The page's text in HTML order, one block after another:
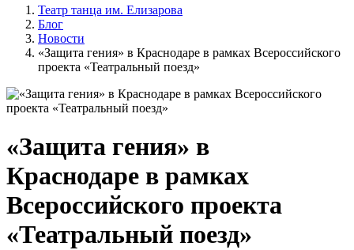
Театр танца им. Елизарова
Блог
Новости
«Защита гения» в Краснодаре в рамках Всероссийского
проекта «Театральный поезд»
«Защита гения» в
Краснодаре в рамках
Всероссийского проекта
«Театральный поезд»